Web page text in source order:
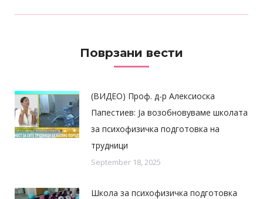
Поврзани вести
(ВИДЕО) Проф. д-р Алексиоска
Папестиев: Ја возобновуваме школата
за психофизичка подготовка на
трудници
September 18, 2025
Школа за психофизичка подготовка